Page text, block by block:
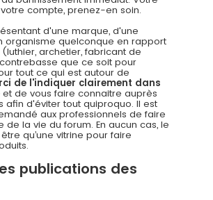
compte, prenez-en soin.
d'une marque, d'une
organisme quelconque en rapport
archetier, fabricant de
que ce soit pour
tout ce qui est autour de
de l'indiquer clairement dans
et de vous faire connaitre auprès
afin d'éviter tout quiproquo. Il est
aux professionnels de faire
de la vie du forum. En aucun cas, le
qu’une vitrine pour faire
publications des